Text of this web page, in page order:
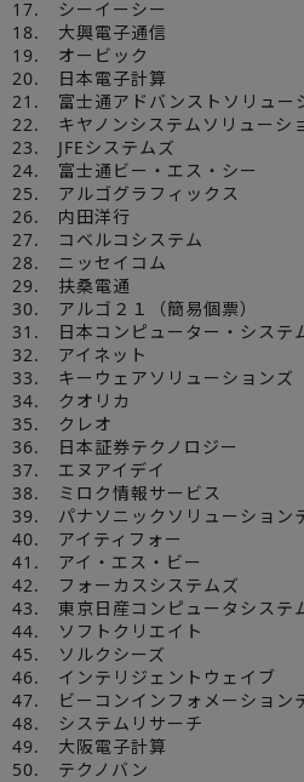
17. シーイーシー
18. 大興電子通信
19. オービック
20. 日本電子計算
21. 富士通アドバンストソリュー
22. キヤノンシステムソリューシ
23. JFEシステムズ
24. 富士通ビー・エス・シー
25. アルゴグラフィックス
26. 内田洋行
27. コベルコシステム
28. ニッセイコム
29. 扶桑電通
30. アルゴ２１（簡易個票）
31. 日本コンピューター・システ
32. アイネット
33. キーウェアソリューションズ
34. クオリカ
35. クレオ
36. 日本証券テクノロジー
37. エヌアイデイ
38. ミロク情報サービス
39. パナソニックソリューション
40. アイティフォー
41. アイ・エス・ビー
42. フォーカスシステムズ
43. 東京日産コンピュータシステ
44. ソフトクリエイト
45. ソルクシーズ
46. インテリジェントウェイブ
47. ビーコンインフォメーション
48. システムリサーチ
49. 大阪電子計算
50. テクノバン